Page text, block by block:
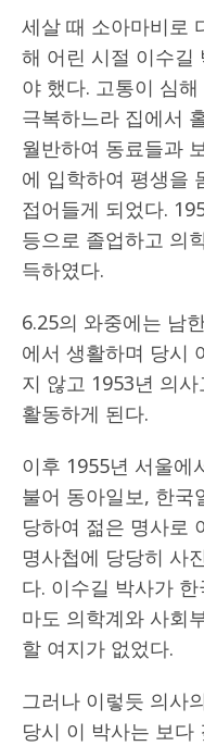
세살 때 소아마비로
해 어린 시절 이수길
야 했다. 고통이 심
극복하느라 집에서
월반하여 동료들과
에 입학하여 평생을
접어들게 되었다.
등으로 졸업하고 의
득하였다.
6.25의 와중에는 남
에서 생활하며 당시
지 않고 1953년 의
활동하게 된다.
이후 1955년 서울에
불어 동아일보, 한국
당하여 젊은 명사로
명사첩에 당당히 사
다. 이수길 박사가
마도 의학계와 사회
할 여지가 없었다.
그러나 이렇듯 의사
당시 이 박사는 보다